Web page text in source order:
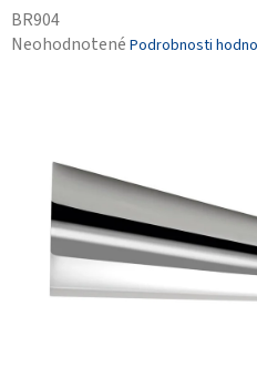
BR904
Priemerné
hviezdičiek.
Neohodnotené Podrobnosti